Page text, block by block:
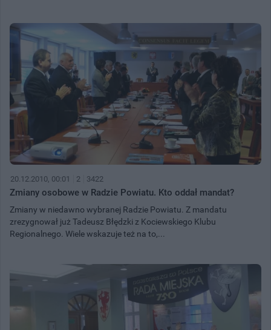
20.12.2010, 00:01 2 3422
Zmiany osobowe w Radzie Powiatu. Kto oddał mandat?
Zmiany w niedawno wybranej Radzie Powiatu. Z mandatu
zrezygnował już Tadeusz Błędzki z Kociewskiego Klubu
Regionalnego. Wiele wskazuje też na to,...